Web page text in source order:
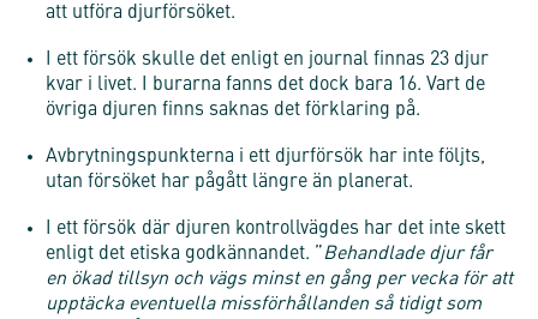
att utföra djurförsöket.
I ett försök skulle det enligt en journal finnas 23 djur
kvar i livet. I burarna fanns det dock bara 16. Vart de
övriga djuren finns saknas det förklaring på.
Avbrytningspunkterna i ett djurförsök har inte följts,
utan försöket har pågått längre än planerat.
I ett försök där djuren kontrollvägdes har det inte skett
enligt det etiska godkännandet. ”Behandlade djur får
en ökad tillsyn och vägs minst en gång per vecka för att
upptäcka eventuella missförhållanden så tidigt som